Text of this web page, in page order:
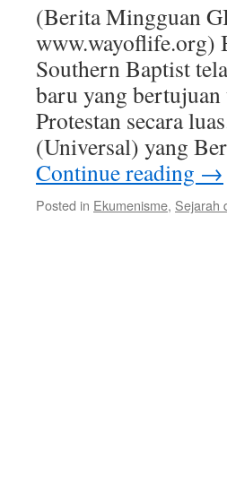
(Berita Mingguan
www.wayoflife.org)
Southern Baptist
baru yang
Protestan secara
(Universal) yang
Continue reading →
Posted in Ekumenisme, Sejarah